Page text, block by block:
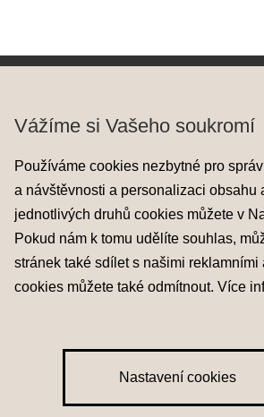
záruka
služba
akce
Akční
údajů
Vážíme si Vašeho soukromí
Používáme cookies nezbytné pro
a návštěvnosti a personalizaci obsahu
jednotlivých druhů cookies můžete v
Pokud nám k tomu udělíte souhlas,
stránek také sdílet s našimi
cookies můžete také odmítnout. Více
Nastavení cookies